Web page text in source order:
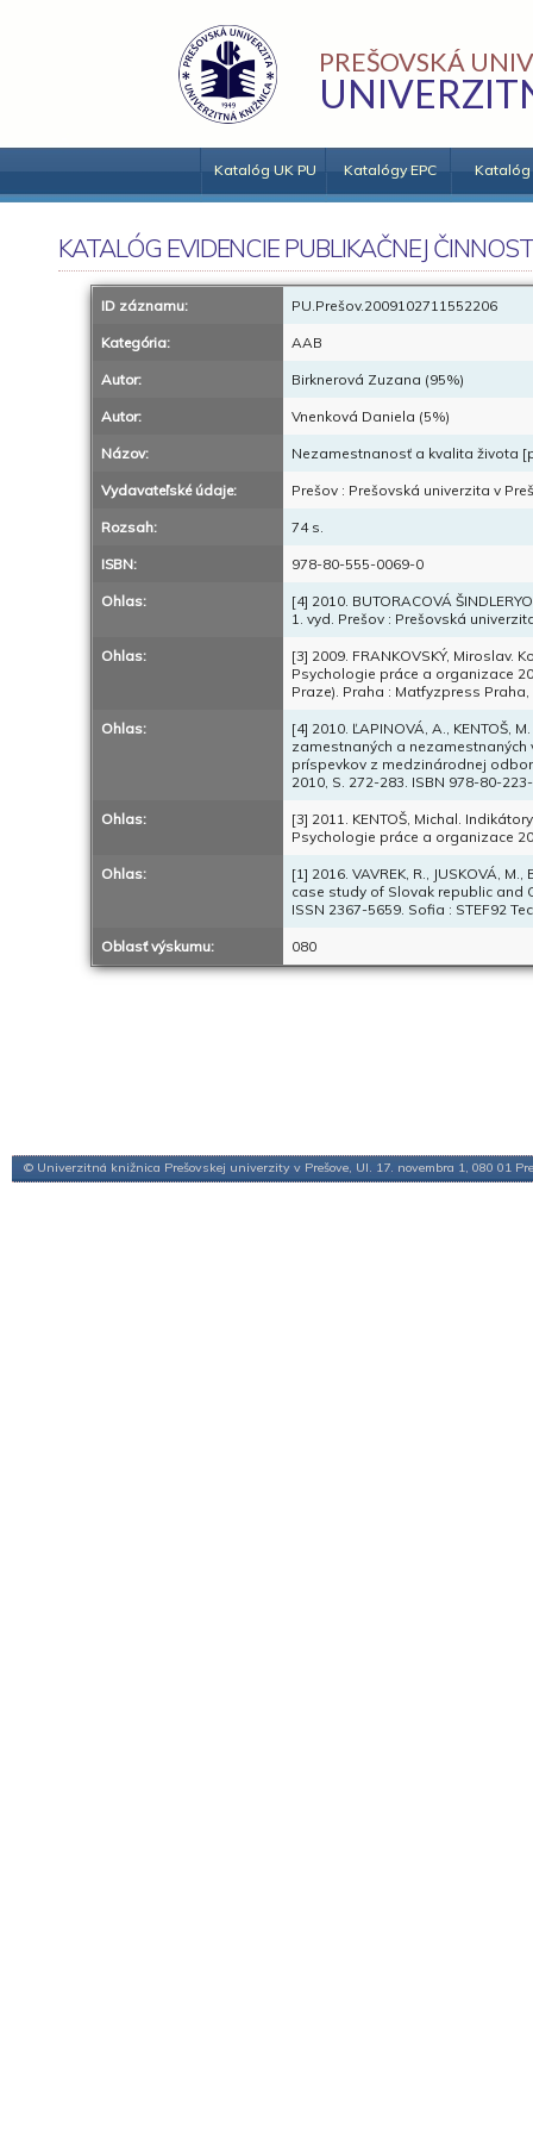
PREŠOVSKÁ
Katalóg UK PU Katalógy EPC Katalóg
KATALÓG EVIDENCIE PUBLIKAČNEJ
ID záznamu: PU.Prešov.2009102711552206
Kategória: AAB
Autor: Birknerová Zuzana (95%)
Autor: Vnenková Daniela (5%)
Názov: Nezamestnanosť a kvalita života
Vydavateľské údaje: Prešov : Prešovská univerzita v
Rozsah: 74 s.
ISBN: 978-80-555-0069-0
Ohlas:
[4] 2010. BUTORACOVÁ
1. vyd. Prešov : Prešovská
Ohlas:
[3] 2009. FRANKOVSKÝ,
Psychologie práce a organizace
Praze). Praha : Matfyzpress
Ohlas:
[4] 2010. ĽAPINOVÁ, A.,
zamestnaných a
príspevkov z medzinárodnej
2010, S. 272-283. ISBN 978-80-
Ohlas:
[3] 2011. KENTOŠ, Michal.
Psychologie práce a organizace
Ohlas:
[1] 2016. VAVREK, R., JUSKOVÁ,
case study of Slovak republic and
ISSN 2367-5659. Sofia : STEF92
Oblasť výskumu: 080
© Univerzitná knižnica Prešovskej univerzity v Prešove, Ul. 17. novembra 1, 080 01